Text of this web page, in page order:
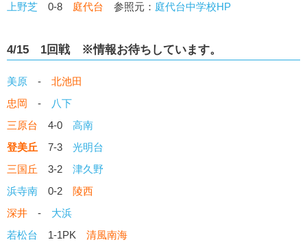
上野芝 0-8 庭代台 参照元： 庭代台中学校HP
4/15 1回戦 ※情報お待ちしています。
美原 - 北池田
忠岡 -
八下
三原台 4-0 高南
登美丘 7-3 光明台
三国丘 3-2 津久野
浜寺南 0-2 陵西
深井 - 大浜
若松台 1-1PK 清風南海